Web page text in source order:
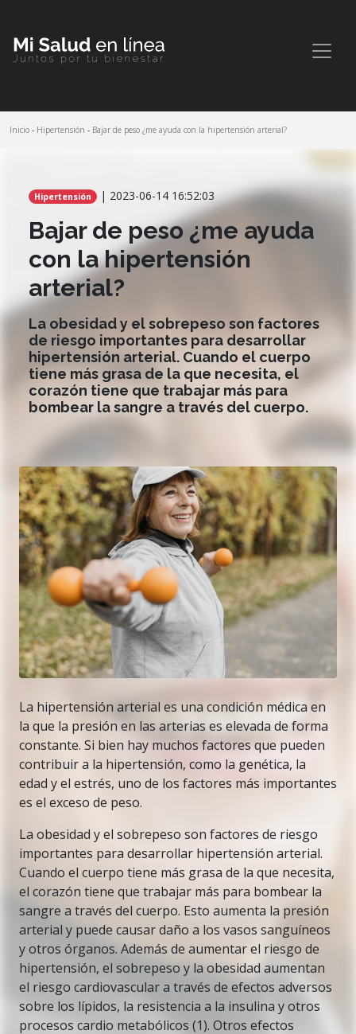
Inicio - Hipertensión - Bajar de peso ¿me ayuda con la hipertensión arterial?
Hipertensión | 2023-06-14 16:52:03
Bajar de peso ¿me ayuda
con la hipertensión
arterial?
La obesidad y el sobrepeso son factores
de riesgo importantes para desarrollar
hipertensión arterial. Cuando el cuerpo
tiene más grasa de la que necesita, el
corazón tiene que trabajar más para
bombear la sangre a través del cuerpo.
La hipertensión arterial es una condición médica en
la que la presión en las arterias es elevada de forma
constante. Si bien hay muchos factores que pueden
contribuir a la hipertensión, como la genética, la
edad y el estrés, uno de los factores más importantes
es el exceso de peso.
La obesidad y el sobrepeso son factores de riesgo
importantes para desarrollar hipertensión arterial.
Cuando el cuerpo tiene más grasa de la que necesita,
el corazón tiene que trabajar más para bombear la
sangre a través del cuerpo. Esto aumenta la presión
arterial y puede causar daño a los vasos sanguíneos
y otros órganos. Además de aumentar el riesgo de
hipertensión, el sobrepeso y la obesidad aumentan
el riesgo cardiovascular a través de efectos adversos
sobre los lípidos, la resistencia a la insulina y otros
procesos cardio metabólicos (1). Otros efectos